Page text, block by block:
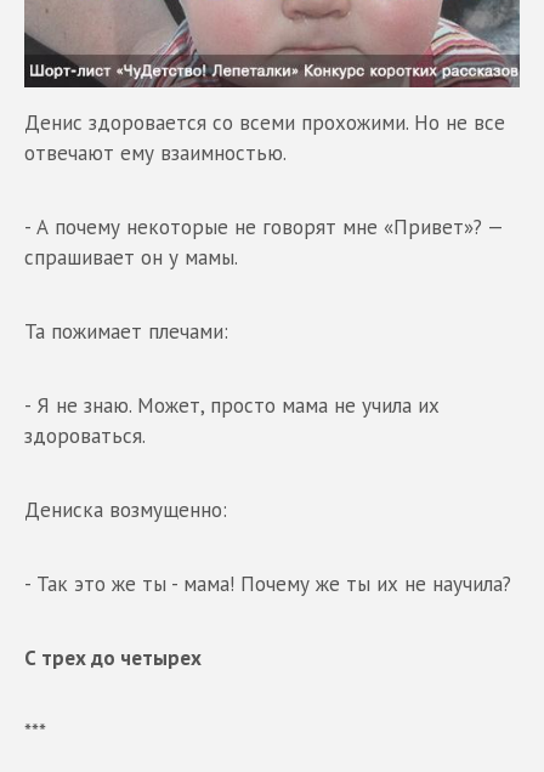
Денис здоровается со всеми прохожими. Но не все
отвечают ему взаимностью.
- А почему некоторые не говорят мне «Привет»? —
спрашивает он у мамы.
Та пожимает плечами:
- Я не знаю. Может, просто мама не учила их
здороваться.
Дениска возмущенно:
- Так это же ты - мама! Почему же ты их не научила?
С трех до четырех
***